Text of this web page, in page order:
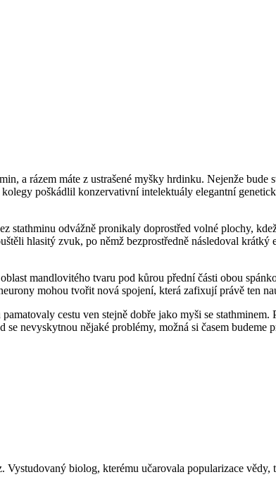
a rázem máte z ustrašené myšky hrdinku. Nejenže bude
poškádlil konzervativní intelektuály elegantní
stathminu odvážně pronikaly doprostřed volné plochy,
hlasitý zvuk, po němž bezprostředně následoval
mandlovitého tvaru pod kůrou přední části obou
mohou tvořit nová spojení, která zafixují právě ten
cestu ven stejně dobře jako myši se
nevyskytnou nějaké problémy, možná si časem budeme
biolog, kterému učarovala popularizace